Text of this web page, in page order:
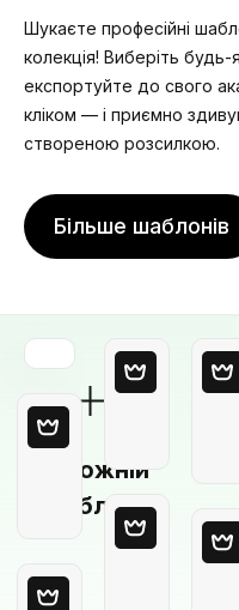
Шукаєте професійні
колекція! Виберіть
експортуйте до свого
кліком — і приємно
створеною розсилкою.
Більше шаблонів
Порожній
шаблон